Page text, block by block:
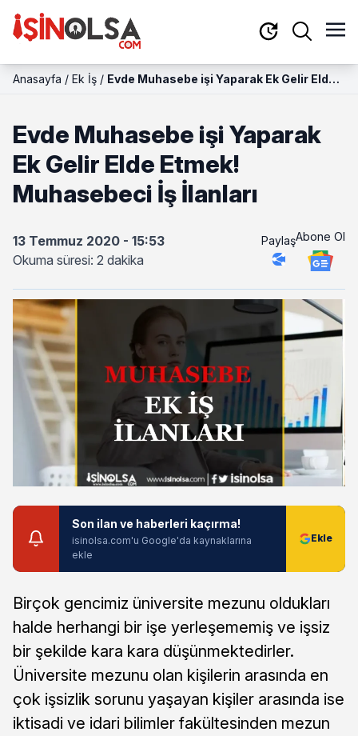
Anasayfa / Ek İş / Evde Muhasebe işi Yaparak Ek Gelir Elde
Evde Muhasebe işi Yaparak
Ek Gelir Elde Etmek!
Muhasebeci İş İlanları
13 Temmuz 2020 - 15:53
Okuma süresi: 2 dakika
PaylaşAbone Ol
Son ilan ve haberleri kaçırma!
isinolsa.com'u Google'da kaynaklarına
ekle
Birçok gencimiz üniversite mezunu oldukları
halde herhangi bir işe yerleşememiş ve işsiz
bir şekilde kara kara düşünmektedirler.
Üniversite mezunu olan kişilerin arasında en
çok işsizlik sorunu yaşayan kişiler arasında ise
iktisadi ve idari bilimler fakültesinden mezun